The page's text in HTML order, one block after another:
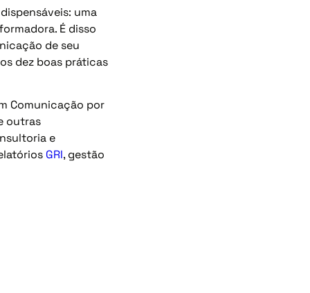
uma
É disso
de seu
dez boas práticas
Comunicação por
outras
e
GRI, gestão